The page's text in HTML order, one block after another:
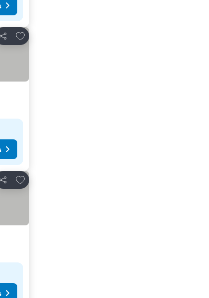
Partilhar
Adicionar aos favoritos
Partilhar
Adicionar aos favoritos